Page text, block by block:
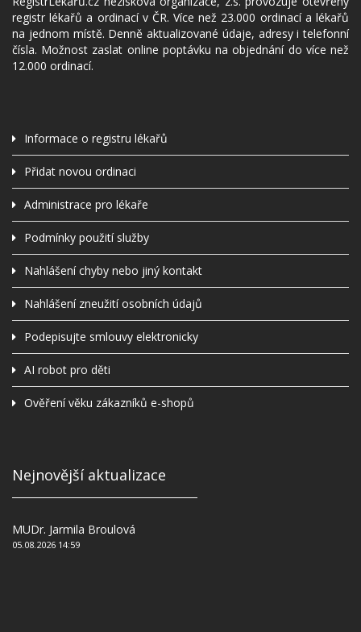
registr lékařů a ordinací v ČR. Více než 23.000 ordinací a lékařů
na jednom místě. Denně aktualizované údaje, adresy i telefonní
čísla. Možnost zaslat online poptávku na objednání do více než
12.000 ordinací.
Informace o registru lékařů
Přidat novou ordinaci
Administrace pro lékaře
Podmínky použití služby
Nahlášení chyby nebo jiný kontakt
Nahlášení zneužití osobních údajů
Podepisujte smlouvy elektronicky
AI robot pro děti
Ověření věku zákazníků e-shopů
Nejnovější aktualizace
MUDr. Jarmila Broulová
05.08.2026 14:59